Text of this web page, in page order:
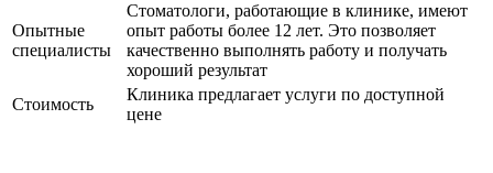
Опытные
специалисты
Стоматологи, работающие в клинике, имеют
опыт работы более 12 лет. Это позволяет
качественно выполнять работу и получать
хороший результат
Стоимость
Клиника предлагает услуги по доступной
цене